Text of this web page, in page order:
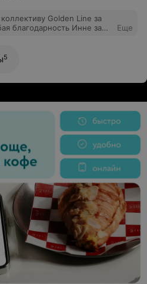
Golden Line за
благодарность Инне за
и легкостью после
Еще
5